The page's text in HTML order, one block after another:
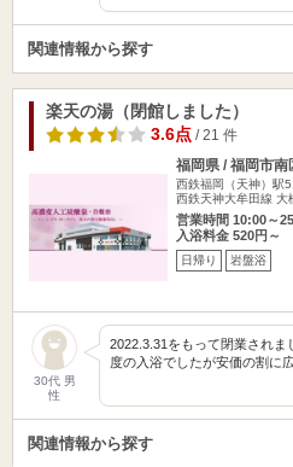
関連情報から探す
楽天の湯（閉館しました）
3.6点/ 21 件
福岡県 / 福岡市南
西鉄福岡（天神）駅
西鉄天神大牟田線 大
営業時間 10:00～
入浴料金 520円～
日帰り 岩盤浴
30代 男
性
2022.3.31をもって閉業され
度の入浴でしたが安価の割に
関連情報から探す